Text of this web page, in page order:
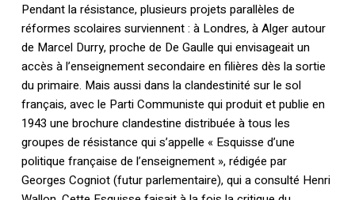
Pendant la résistance, plusieurs projets parallèles de
réformes scolaires surviennent : à Londres, à Alger autour
de Marcel Durry, proche de De Gaulle qui envisageait un
accès à l’enseignement secondaire en filières dès la sortie
du primaire. Mais aussi dans la clandestinité sur le sol
français, avec le Parti Communiste qui produit et publie en
1943 une brochure clandestine distribuée à tous les
groupes de résistance qui s’appelle « Esquisse d’une
politique française de l’enseignement », rédigée par
Georges Cogniot (futur parlementaire), qui a consulté Henri